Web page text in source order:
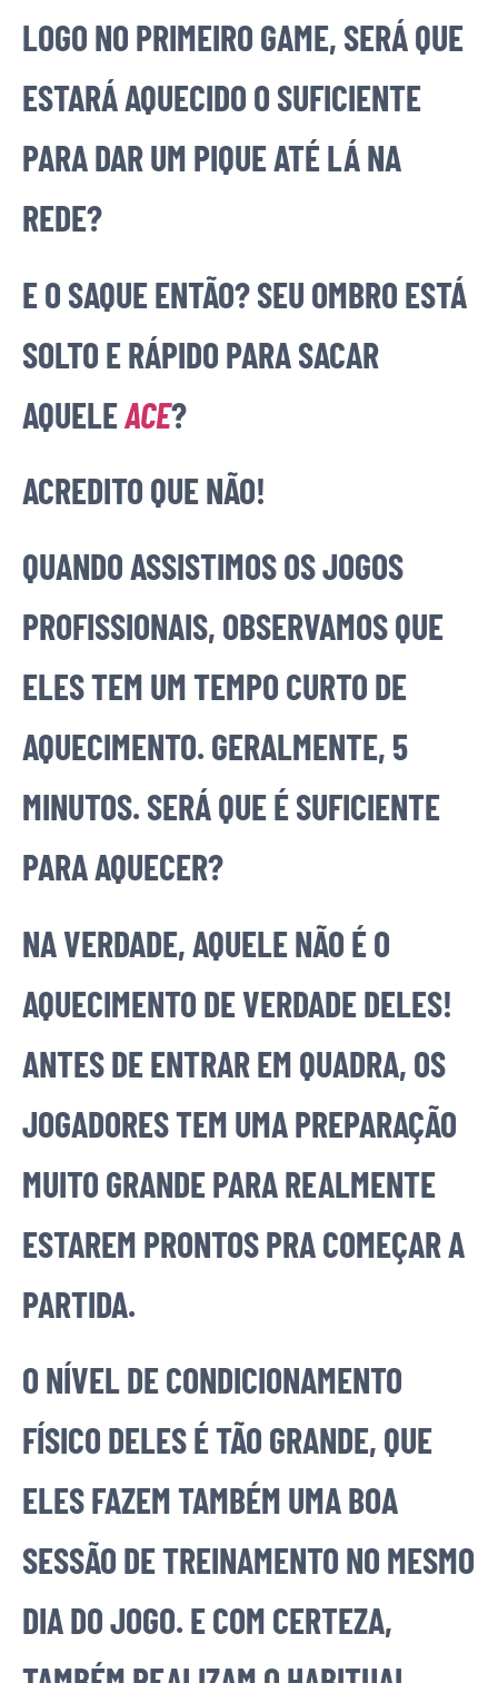
LOGO NO PRIMEIRO GAME, SERÁ QUE
ESTARÁ AQUECIDO O SUFICIENTE
PARA DAR UM PIQUE ATÉ LÁ NA
REDE?
E O SAQUE ENTÃO? SEU OMBRO ESTÁ
SOLTO E RÁPIDO PARA SACAR
AQUELEACE?
ACREDITO QUE NÃO!
QUANDO ASSISTIMOS OS JOGOS
PROFISSIONAIS, OBSERVAMOS QUE
ELES TEM UM TEMPO CURTO DE
AQUECIMENTO. GERALMENTE, 5
MINUTOS. SERÁ QUE É SUFICIENTE
PARA AQUECER?
NA VERDADE, AQUELE NÃO É O
AQUECIMENTO DE VERDADE DELES!
ANTES DE ENTRAR EM QUADRA, OS
JOGADORES TEM UMA PREPARAÇÃO
MUITO GRANDE PARA REALMENTE
ESTAREM PRONTOS PRA COMEÇAR A
PARTIDA.
O NÍVEL DE CONDICIONAMENTO
FÍSICO DELES É TÃO GRANDE, QUE
ELES FAZEM TAMBÉM UMA BOA
SESSÃO DE TREINAMENTO NO MESMO
DIA DO JOGO. E COM CERTEZA,